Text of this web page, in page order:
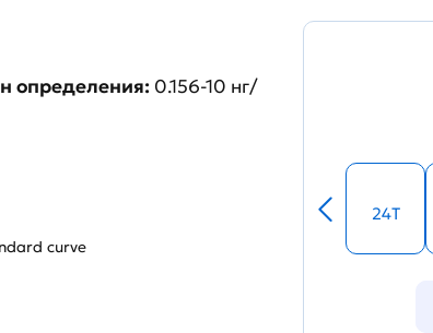
определения: 0.156-10 нг/
curve
24T